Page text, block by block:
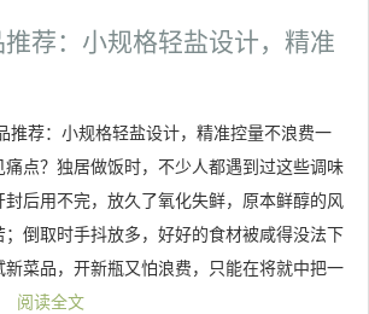
荐：小规格轻盐设计，精准
推荐：小规格轻盐设计，精准控量不浪费一
点？独居做饭时，不少人都遇到过这些调味
后用不完，放久了氧化失鲜，原本鲜醇的风
倒取时手抖放多，好好的食材被咸得没法下
菜品，开新瓶又怕浪费，只能在将就中把一
阅读全文